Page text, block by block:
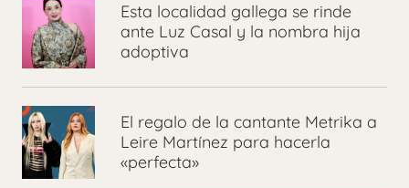
Esta localidad gallega se rinde
ante Luz Casal y la nombra hija
adoptiva
El regalo de la cantante Metrika a
Leire Martínez para hacerla
«perfecta»